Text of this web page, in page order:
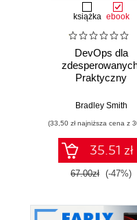
książka ebook
DevOps dla
Praktyczny
przetrwania
Bradley Smith
(33,50 zł najniższa cena z
35.51 zł
67.00zł (-47%)